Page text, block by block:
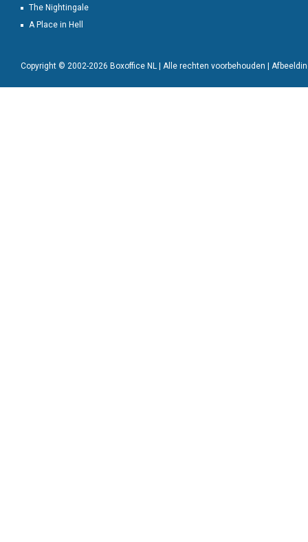
The Nightingale
A Place in Hell
Copyright © 2002-2026 Boxoffice NL | Alle rechten voorbehouden |